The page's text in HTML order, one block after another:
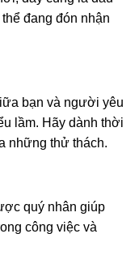
đang đón nhận
bạn và người yêu
lầm. Hãy dành thời
những thử thách.
quý nhân giúp
công việc và